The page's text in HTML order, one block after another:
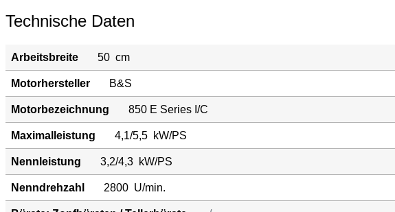
Technische Daten
Arbeitsbreite 50 cm
Motorhersteller B&S
Motorbezeichnung 850 E Series I/C
Maximalleistung 4,1/5,5 kW/PS
Nennleistung 3,2/4,3 kW/PS
Nenndrehzahl 2800 U/min.